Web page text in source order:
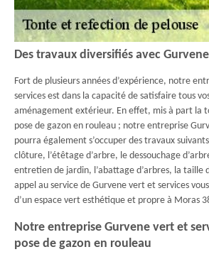
Des travaux diversifiés avec
Fort de plusieurs années d’expérience, notre
services est dans la capacité de satisfaire tous
aménagement extérieur. En effet, mis à part la
pose de gazon en rouleau ; notre entreprise
pourra également s’occuper des travaux
clôture, l’étêtage d’arbre, le dessouchage
entretien de jardin, l’abattage d’arbres, la taille
appel au service de Gurvene vert et services
d’un espace vert esthétique et propre à Moras
Notre entreprise Gurvene vert et
pose de gazon en rouleau